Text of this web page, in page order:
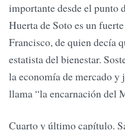
importante desde el punto
Huerta de Soto es un
Francisco, de quien decía
estatista del bienestar.
la economía de mercado y
llama “la encarnación del
Cuarto y último capítulo.